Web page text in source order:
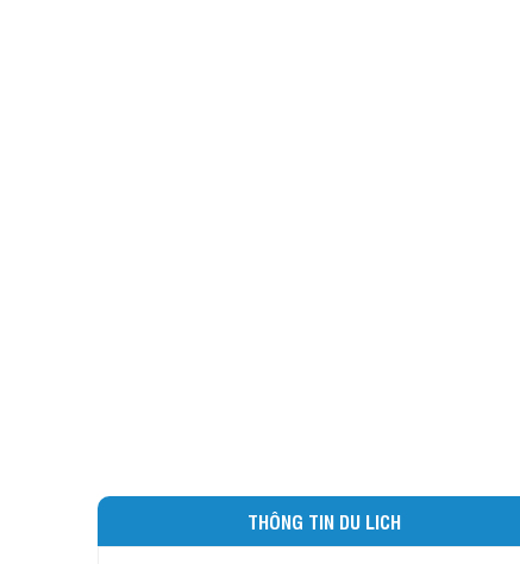
THÔNG TIN DU LICH